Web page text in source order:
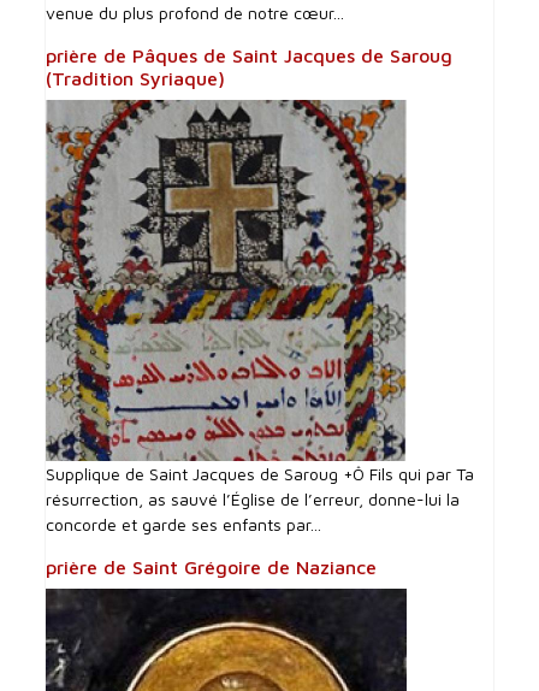
venue du plus profond de notre cœur...
prière de Pâques de Saint Jacques de Saroug
(Tradition Syriaque)
Supplique de Saint Jacques de Saroug +Ô Fils qui par Ta
résurrection, as sauvé l’Église de l’erreur, donne-lui la
concorde et garde ses enfants par...
prière de Saint Grégoire de Naziance